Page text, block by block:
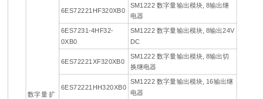
数字量 扩
6ES72221HF320XB0
SM1222 数字量输出模块, 8输出继
电器
6ES7231-4HF32-
0XB0
SM1222 数字量输出模块, 8输出24V
DC
6ES72221XF320XB0
SM1222 数字量输出模块, 8输出切
换继电器
6ES72221HH320XB0
SM1222 数字量输出模块, 16输出继
电器